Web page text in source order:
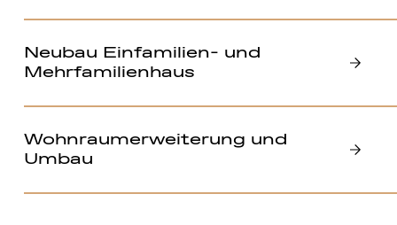
Neubau Einfamilien- und
Mehrfamilienhaus
Wohnraumerweiterung und
Umbau